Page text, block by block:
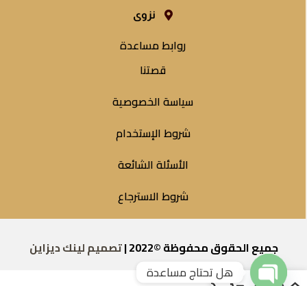
نزوى
روابط مساعدة
قصتنا
سياسة الخصوصية
شروط الإستخدام
الأسئلة الشائعة
شروط الاسترجاع
جميع الحقوق محفوظة ©2022 | تصميم لينك ديزاين
هل تحتاج مساعدة